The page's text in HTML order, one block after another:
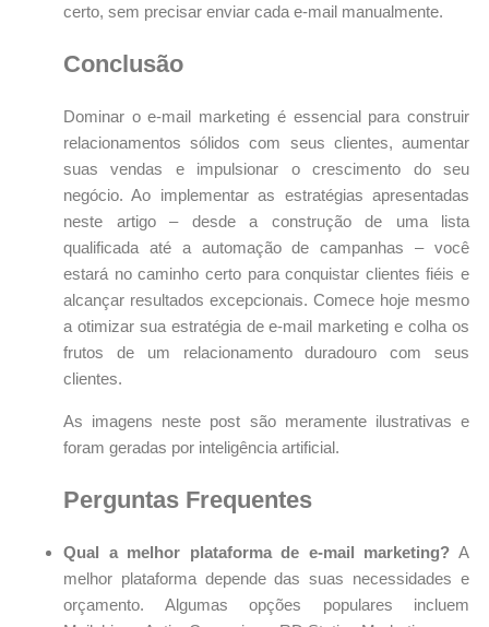
certo, sem precisar enviar cada e-mail manualmente.
Conclusão
Dominar o e-mail marketing é essencial para construir
relacionamentos sólidos com seus clientes, aumentar
suas vendas e impulsionar o crescimento do seu
negócio. Ao implementar as estratégias apresentadas
neste artigo – desde a construção de uma lista
qualificada até a automação de campanhas – você
estará no caminho certo para conquistar clientes fiéis e
alcançar resultados excepcionais. Comece hoje mesmo
a otimizar sua estratégia de e-mail marketing e colha os
frutos de um relacionamento duradouro com seus
clientes.
As imagens neste post são meramente ilustrativas e
foram geradas por inteligência artificial.
Perguntas Frequentes
Qual a melhor plataforma de e-mail marketing? A
melhor plataforma depende das suas necessidades e
orçamento. Algumas opções populares incluem